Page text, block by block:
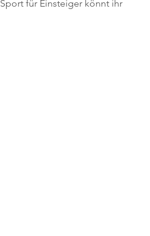
für Einsteiger könnt ihr